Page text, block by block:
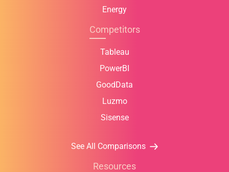
Energy
Competitors
Tableau
PowerBI
GoodData
Luzmo
Sisense
See All Comparisons
Resources